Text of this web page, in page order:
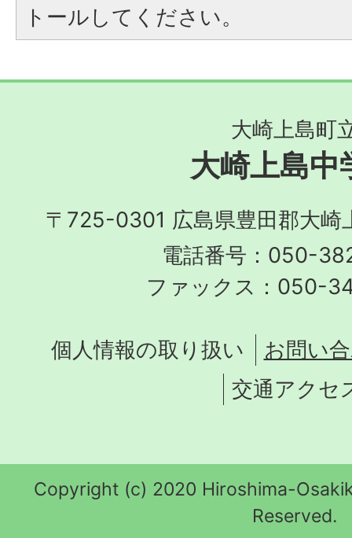
トールしてください。
大崎上島町
大崎上島中
〒725-0301 広島県豊田郡大崎
電話番号：050-
ファックス：050-
個人情報の取り扱い
お問い
交通アクセ
Copyright (c) 2020 Hiroshima-
Reserved.